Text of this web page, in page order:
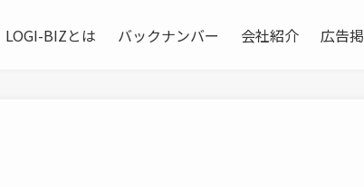
LOGI-BIZとは バックナンバー 会社紹介 広告